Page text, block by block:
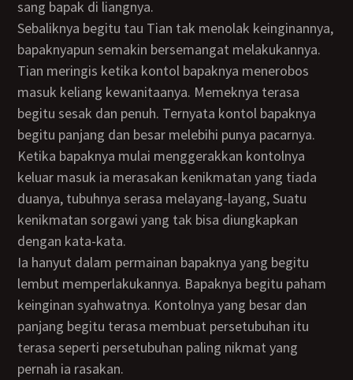
sang bapak di liangnya.
Sebaliknya begitu tau Tian tak menolak keinginannya,
bapaknyapun semakin bersemangat melakukannya.
Tian meringis ketika kontol bapaknya menerobos
masuk keliang kewanitaanya. Memeknya terasa
begitu sesak dan penuh. Ternyata kontol bapaknya
begitu panjang dan besar melebihi punya pacarnya.
Ketika bapaknya mulai menggerakkan kontolnya
keluar masuk ia merasakan kenikmatan yang tiada
duanya, tubuhnya serasa melayang-layang, Suatu
kenikmatan sorgawi yang tak bisa diungkapkan
dengan kata-kata.
Ia hanyut dalam permainan bapaknya yang begitu
lembut memperlakukannya. Bapaknya begitu paham
keinginan syahwatnya. Kontolnya yang besar dan
panjang begitu terasa membuat persetubuhan itu
terasa seperti persetubuhan paling nikmat yang
pernah ia rasakan.